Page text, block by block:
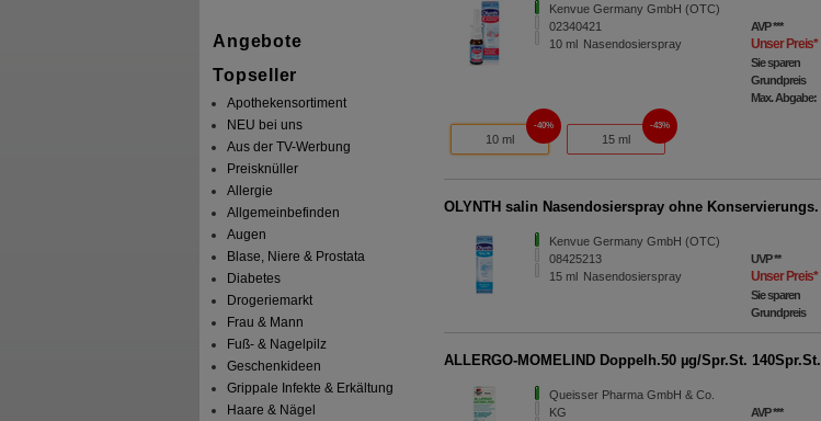
Angebote
Topseller
Apothekensortiment
NEU bei uns
Aus der TV-Werbung
Preisknüller
Allergie
Allgemeinbefinden
Augen
Blase, Niere & Prostata
Diabetes
Drogeriemarkt
Frau & Mann
Fuß- & Nagelpilz
Geschenkideen
Grippale Infekte & Erkältung
Haare & Nägel
Kenvue Germany GmbH (OTC)
02340421
10 ml Nasendosierspray
AVP***
Unser Preis*
Sie sparen
Grundpreis
Max. Abgabe:
10 ml
40%
15 ml
43%
OLYNTH salin Nasendosierspray ohne Konservierungs.
Kenvue Germany GmbH (OTC)
08425213
15 ml Nasendosierspray
UVP**
Unser Preis*
Sie sparen
Grundpreis
ALLERGO-MOMELIND Doppelh.50 µg/Spr.St. 140Spr.St.
Queisser Pharma GmbH & Co.
KG
AVP***